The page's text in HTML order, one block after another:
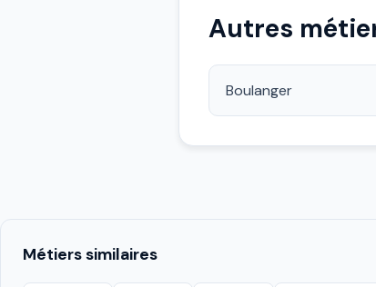
Autres
Boulanger
Métiers similaires